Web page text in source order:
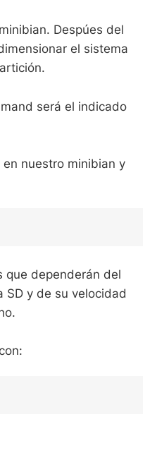
Despúes del
el sistema
será el indicado
nuestro minibian y
que dependerán del
y de su velocidad